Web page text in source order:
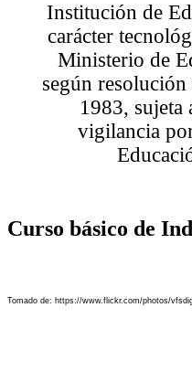
Institución de
carácter
Ministerio de
según
1983, sujeta
vigilancia
Curso básico de
Tomado de: https://www.flickr.com/photos/